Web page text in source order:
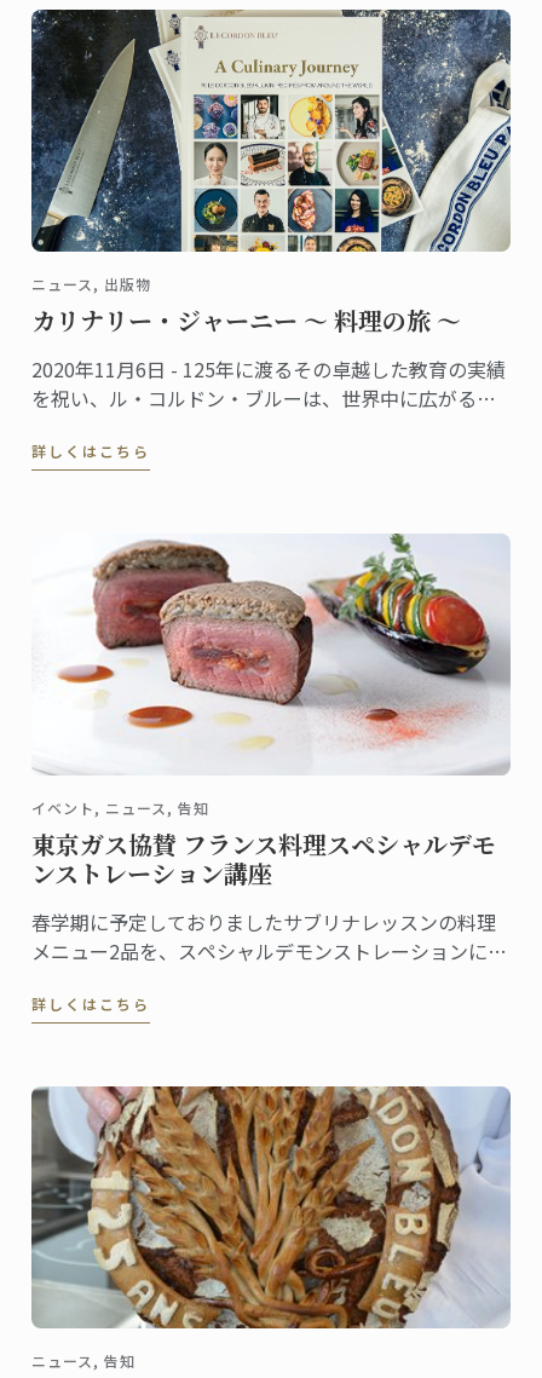
ニュース, 出版物
カリナリー・ジャーニー ～ 料理の旅 ～
2020年11月6日 - 125年に渡るその卓越した教育の実績
を祝い、ル・コルドン・ブルーは、世界中に広がる卒
た。
詳しくはこちら
イベント, ニュース, 告知
東京ガス協賛 フランス料理スペシャルデモ
ンストレーション講座
春学期に予定しておりましたサブリナレッスンの料理
メニュー2品を、スペシャルデモンストレーションにて
ご試食と、ジルシェフ特製プチ・デセールもお楽しみ
詳しくはこちら
ニュース, 告知